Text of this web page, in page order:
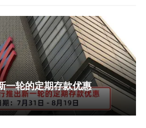
一轮的定期存款优惠